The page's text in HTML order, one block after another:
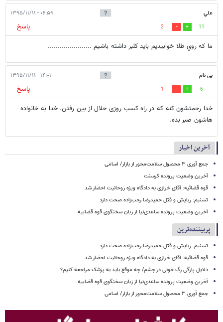
علي ۰۶:۵۹ - ۱۳۹۵/۱۱/۱۱
11
2
پاسخ
ما كه روي طلا خوابيديم بايد كلبر داشته باشيم ......................
بی نام ۱۴:۰۱ - ۱۳۹۵/۱۱/۱۱
6
1
پاسخ
خدا رحمتشون کنه که در راه کسب روزی حلال از بین رفتن. خدا به خانواده
هاشون صبر بده.
آخرین اخبار
جمع آوری ۳ محصول سلامت‌محور از بازار/ اسامی
آخرین وضعیت پرونده کرسنت
قوه قضائیه: آقای خرازی به دادگاه ویژه روحانیت احضار شد
تسنیم: ربایش و قتل حمیدرضا رجب‌زاده صحت دارد
آخرین وضعیت پرونده ساعدی‌نیا از زبان سخنگوی قوه قضاییه
پربیننده‌ترین
تسنیم: ربایش و قتل حمیدرضا رجب‌زاده صحت دارد
قوه قضائیه: آقای خرازی به دادگاه ویژه روحانیت احضار شد
دلایل پارگی رگ خونی در چشم/ چه موقع باید به پزشک مراجعه کنیم؟
آخرین وضعیت پرونده ساعدی‌نیا از زبان سخنگوی قوه قضاییه
جمع آوری ۳ محصول سلامت‌محور از بازار/ اسامی